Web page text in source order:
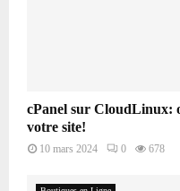
cPanel sur CloudLinux:
votre site!
10 mars 2024 0 678